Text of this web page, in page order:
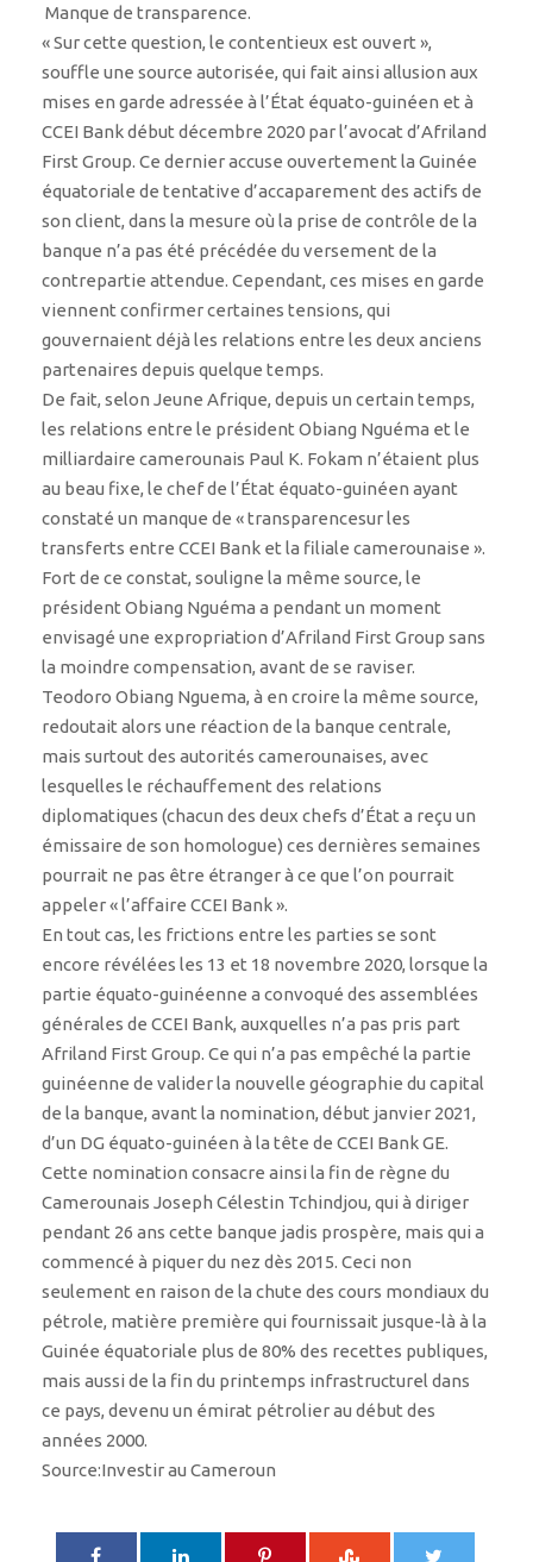
Manque de transparence.
« Sur cette question, le contentieux est ouvert »,
souffle une source autorisée, qui fait ainsi allusion aux
mises en garde adressée à l’État équato-guinéen et à
CCEI Bank début décembre 2020 par l’avocat d’Afriland
First Group. Ce dernier accuse ouvertement la Guinée
équatoriale de tentative d’accaparement des actifs de
son client, dans la mesure où la prise de contrôle de la
banque n’a pas été précédée du versement de la
contrepartie attendue. Cependant, ces mises en garde
viennent confirmer certaines tensions, qui
gouvernaient déjà les relations entre les deux anciens
partenaires depuis quelque temps.
De fait, selon Jeune Afrique, depuis un certain temps,
les relations entre le président Obiang Nguéma et le
milliardaire camerounais Paul K. Fokam n’étaient plus
au beau fixe, le chef de l’État équato-guinéen ayant
constaté un manque de « transparencesur les
transferts entre CCEI Bank et la filiale camerounaise ».
Fort de ce constat, souligne la même source, le
président Obiang Nguéma a pendant un moment
envisagé une expropriation d’Afriland First Group sans
la moindre compensation, avant de se raviser.
Teodoro Obiang Nguema, à en croire la même source,
redoutait alors une réaction de la banque centrale,
mais surtout des autorités camerounaises, avec
lesquelles le réchauffement des relations
diplomatiques (chacun des deux chefs d’État a reçu un
émissaire de son homologue) ces dernières semaines
pourrait ne pas être étranger à ce que l’on pourrait
appeler « l’affaire CCEI Bank ».
En tout cas, les frictions entre les parties se sont
encore révélées les 13 et 18 novembre 2020, lorsque la
partie équato-guinéenne a convoqué des assemblées
générales de CCEI Bank, auxquelles n’a pas pris part
Afriland First Group. Ce qui n’a pas empêché la partie
guinéenne de valider la nouvelle géographie du capital
de la banque, avant la nomination, début janvier 2021,
d’un DG équato-guinéen à la tête de CCEI Bank GE.
Cette nomination consacre ainsi la fin de règne du
Camerounais Joseph Célestin Tchindjou, qui à diriger
pendant 26 ans cette banque jadis prospère, mais qui a
commencé à piquer du nez dès 2015. Ceci non
seulement en raison de la chute des cours mondiaux du
pétrole, matière première qui fournissait jusque-là à la
Guinée équatoriale plus de 80% des recettes publiques,
mais aussi de la fin du printemps infrastructurel dans
ce pays, devenu un émirat pétrolier au début des
années 2000.
Source:Investir au Cameroun